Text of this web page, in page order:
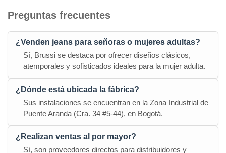
Preguntas frecuentes
¿Venden jeans para señoras o mujeres adultas?
Sí, Brussi se destaca por ofrecer diseños clásicos,
atemporales y sofisticados ideales para la mujer adulta.
¿Dónde está ubicada la fábrica?
Sus instalaciones se encuentran en la Zona Industrial de
Puente Aranda (Cra. 34 #5-44), en Bogotá.
¿Realizan ventas al por mayor?
Sí, son proveedores directos para distribuidores y